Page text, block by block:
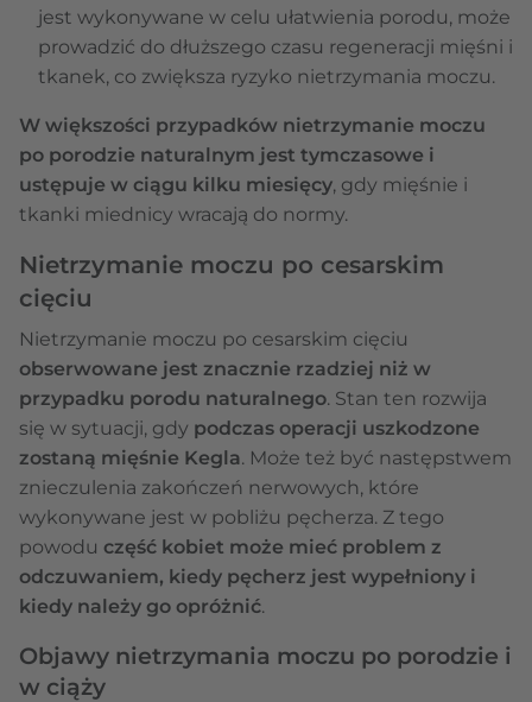
jest wykonywane w celu ułatwienia porodu, może
prowadzić do dłuższego czasu regeneracji mięśni i
tkanek, co zwiększa ryzyko nietrzymania moczu.
W większości przypadków nietrzymanie moczu
po porodzie naturalnym jest tymczasowe i
ustępuje w ciągu kilku miesięcy, gdy mięśnie i
tkanki miednicy wracają do normy.
Nietrzymanie moczu po cesarskim
cięciu
Nietrzymanie moczu po cesarskim cięciu
obserwowane jest znacznie rzadziej niż w
przypadku porodu naturalnego. Stan ten rozwija
się w sytuacji, gdy podczas operacji uszkodzone
zostaną mięśnie Kegla. Może też być następstwem
znieczulenia zakończeń nerwowych, które
wykonywane jest w pobliżu pęcherza. Z tego
powodu część kobiet może mieć problem z
odczuwaniem, kiedy pęcherz jest wypełniony i
kiedy należy go opróżnić.
Objawy nietrzymania moczu po porodzie i
w ciąży